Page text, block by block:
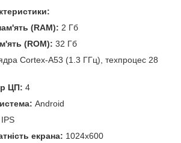
(RAM): 2 Гб
(ROM): 32 Гб
Cortex-A53 (1.3 ГГц), техпроцес 28
ЦП: 4
Android
IPS
екрана: 1024x600